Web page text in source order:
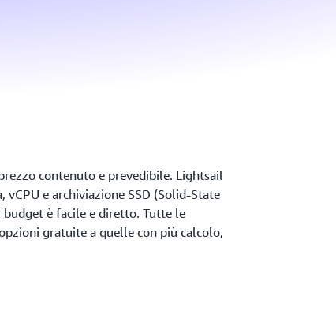
contenuto e prevedibile. Lightsail
e archiviazione SSD (Solid-State
è facile e diretto. Tutte le
gratuite a quelle con più calcolo,